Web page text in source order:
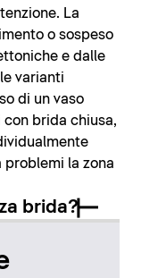
La
o sospeso
e dalle
varianti
di un vaso
con brida chiusa,
problemi la zona
brida?